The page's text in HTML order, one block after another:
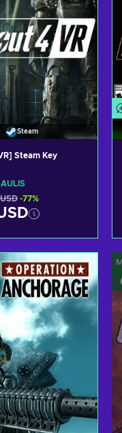
Steam
Steam Key
-77%
pasiūlymus